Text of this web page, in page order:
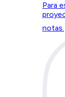
Para
notas.